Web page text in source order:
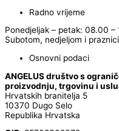
Radno vrijeme
Ponedjeljak – petak: 08.00 –
Subotom, nedjeljom i
Osnovni podaci
ANGELUS društvo s
proizvodnju, trgovinu i
Hrvatskih branitelja 5
10370 Dugo Selo
Republika Hrvatska